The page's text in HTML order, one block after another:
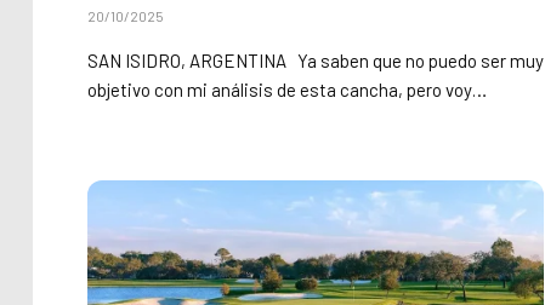
20/10/2025
SAN ISIDRO, ARGENTINA Ya saben que no puedo ser muy
objetivo con mi análisis de esta cancha, pero voy…